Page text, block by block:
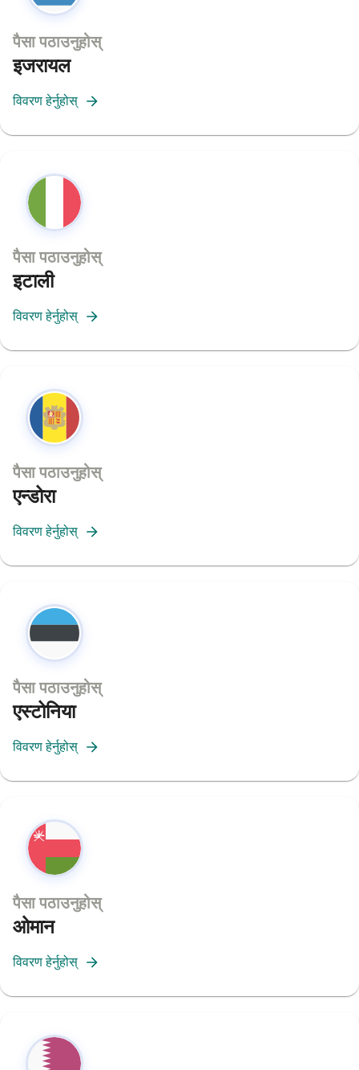
पैसा पठाउनुहोस्
इजरायल
विवरण हेर्नुहोस्
पैसा पठाउनुहोस्
इटाली
विवरण हेर्नुहोस्
पैसा पठाउनुहोस्
एन्डोरा
विवरण हेर्नुहोस्
पैसा पठाउनुहोस्
एस्टोनिया
विवरण हेर्नुहोस्
पैसा पठाउनुहोस्
ओमान
विवरण हेर्नुहोस्